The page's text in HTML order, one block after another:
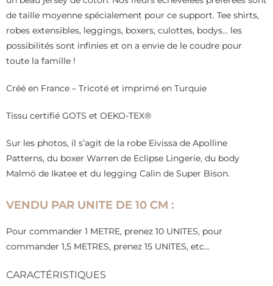
de taille moyenne spécialement pour ce support. Tee shirts,
robes extensibles, leggings, boxers, culottes, bodys… les
possibilités sont infinies et on a envie de le coudre pour
toute la famille !
Créé en France – Tricoté et imprimé en Turquie
Tissu certifié GOTS et OEKO-TEX®
Sur les photos, il s’agit de la robe Eivissa de Apolline
Patterns, du boxer Warren de Eclipse Lingerie, du body
Malmö de Ikatee et du legging Calin de Super Bison.
VENDU PAR UNITE DE 10 CM :
Pour commander 1 METRE, prenez 10 UNITES, pour
commander 1,5 METRES, prenez 15 UNITES, etc…
CARACTÉRISTIQUES